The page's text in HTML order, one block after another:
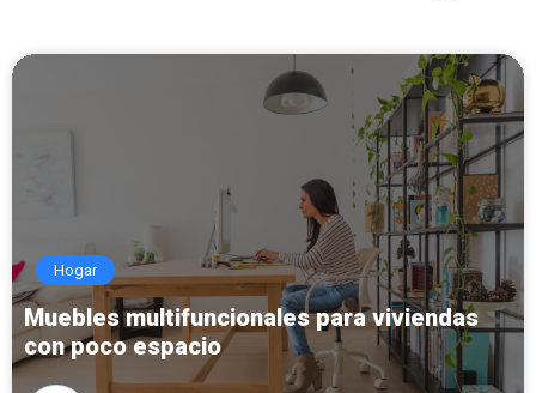
Hogar
Muebles multifuncionales para viviendas
con poco espacio